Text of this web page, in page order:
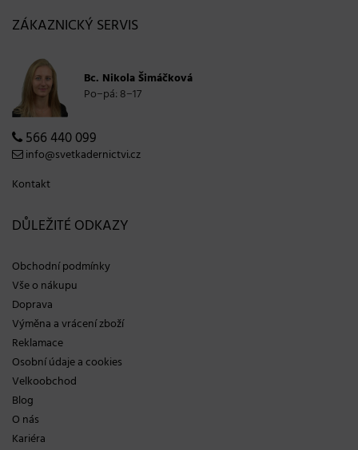
ZÁKAZNICKÝ SERVIS
Bc. Nikola Šimáčková
Po−pá: 8−17
566 440 099
info@svetkadernictvi.cz
Kontakt
DŮLEŽITÉ ODKAZY
Obchodní podmínky
Vše o nákupu
Doprava
Výměna a vrácení zboží
Reklamace
Osobní údaje a cookies
Velkoobchod
Blog
O nás
Kariéra